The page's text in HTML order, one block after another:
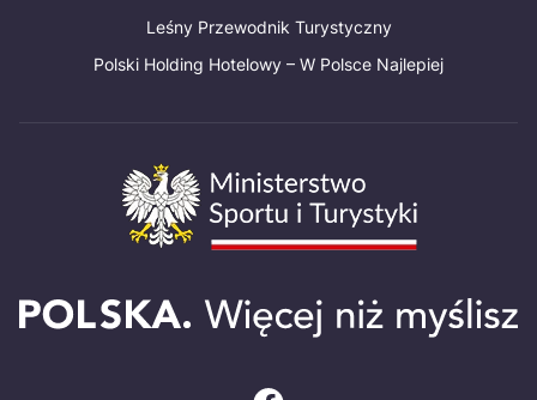
Leśny Przewodnik Turystyczny
Polski Holding Hotelowy – W Polsce Najlepiej